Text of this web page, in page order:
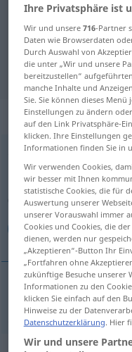
Deutsch-
"dank"
"dank"
„dank“:
dankpräp <dat>
Übersicht aller
(Für mehr Details die
بفضل
Ihre Privatsphäre ist
Wir und unsere 716-Partner
Daten wie Browserdaten
Durch Auswahl von
die unter „Wir und unsere
bereitzustellen“
manche Inhalte und
Sie. Sie können dieses
Einstellungen zu ändern
auf den Link Privatsphäre-
klicken. Ihre Einstellungen
Informationen finden Sie in
Wir verwenden Cookies,
wir besser mit Ihnen
statistische Cookies, die für
Auswertung unserer
unserer Vorauswahl immer
Cookies und Cookies, die
dienen, werden nur
„Akzeptieren“-Button Ihr
„Fortfahren ohne
zukünftige Besuche unserer
Informationen zu den
klicken Sie einfach auf den
Hinweise zu der
Datenschutzerklärung. Hier
Wir und unsere